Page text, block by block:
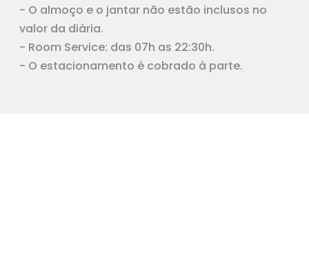
- O almoço e o jantar não estão inclusos no
valor da diária.
- Room Service: das 07h as 22:30h.
- O estacionamento é cobrado à parte.